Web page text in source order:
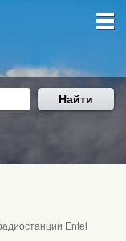
Найти
Entel